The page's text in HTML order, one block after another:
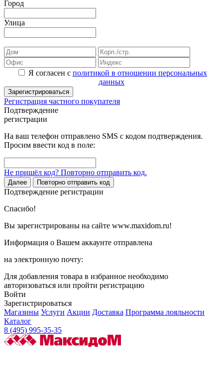
Город
Улица
Я согласен с политикой в отношении персональных
данных
Зарегистрироваться
Регистрация частного покупателя
Подтверждение
регистрации
На ваш телефон отправлено SMS с кодом подтверждения.
Просим ввести код в поле:
Не пришёл код? Повторно отправить код.
Далее Повторно отправить код
Подтверждение регистрации
Спасибо!
Вы зарегистрированы на сайте www.maxidom.ru!
Информация о Вашем аккаунте отправлена
на электронную почту:
Для добавления товара в избранное необходимо
авторизоваться или пройти регистрацию
Войти
Зарегистрироваться
Магазины Услуги Акции Доставка Программа лояльности
Каталог
8 (495) 995-35-35